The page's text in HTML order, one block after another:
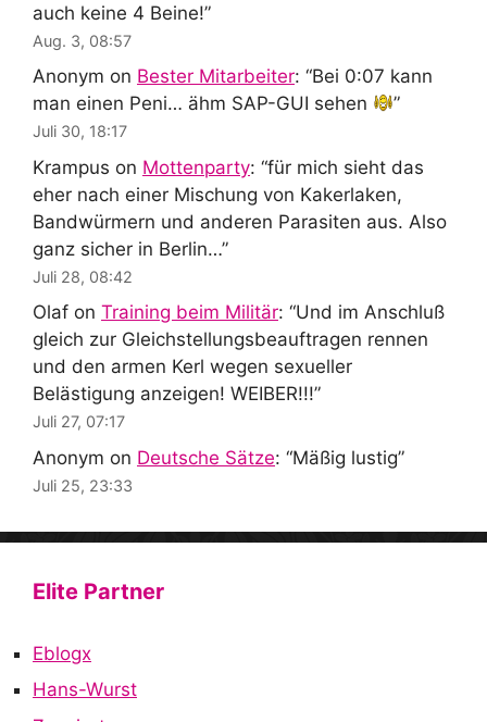
auch keine 4 Beine!”
Aug. 3, 08:57
Anonym on Bester Mitarbeiter: “Bei 0:07 kann
man einen Peni… ähm SAP-GUI sehen
”
Juli 30, 18:17
Krampus on Mottenparty: “für mich sieht das
eher nach einer Mischung von Kakerlaken,
Bandwürmern und anderen Parasiten aus. Also
ganz sicher in Berlin…”
Juli 28, 08:42
Olaf on Training beim Militär: “Und im Anschluß
gleich zur Gleichstellungsbeauftragen rennen
und den armen Kerl wegen sexueller
Belästigung anzeigen! WEIBER!!!”
Juli 27, 07:17
Anonym on Deutsche Sätze: “Mäßig lustig”
Juli 25, 23:33
Elite Partner
Eblogx
Hans-Wurst